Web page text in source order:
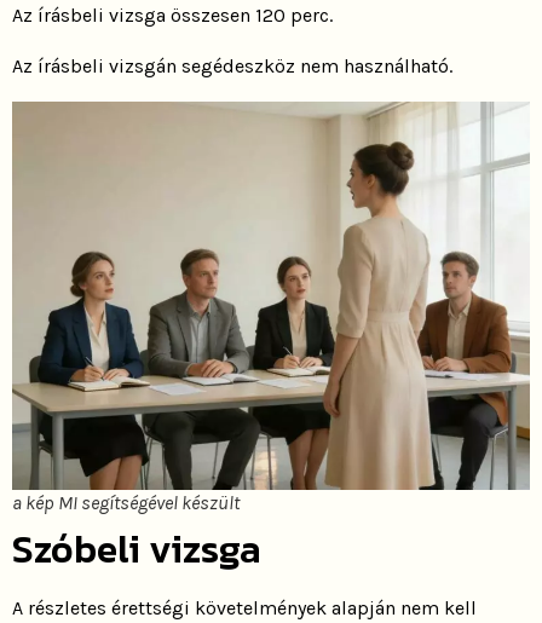
Az írásbeli vizsga összesen 120 perc.
Az írásbeli vizsgán segédeszköz nem használható.
a kép MI segítségével készült
Szóbeli vizsga
A részletes érettségi követelmények alapján nem kell